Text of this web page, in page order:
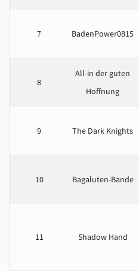
7 BadenPower0815
8
All-in der guten
Hoffnung
9 The Dark Knights
10 Bagaluten-Bande
11 Shadow Hand